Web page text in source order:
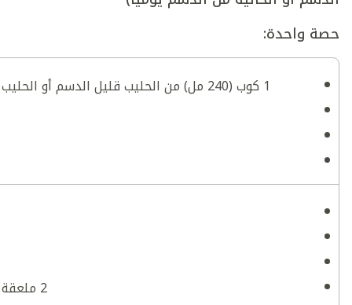
حصة واحدة:
1 كوب (240 مل) من الحليب قليل الدسم أو الحليب المجفف قليل الدسم (أو 3 ملاعق كبيرة من الحليب المجفف)
2 ملعقة كبيرة من اللبنة قليلة الدسم أو الجبنة الكريمية قليلة الدسم